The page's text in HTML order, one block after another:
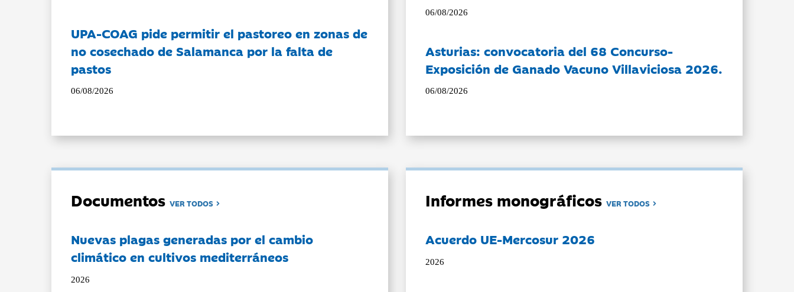
UPA-COAG pide permitir el pastoreo en zonas de
no cosechado de Salamanca por la falta de
pastos
06/08/2026
06/08/2026
Asturias: convocatoria del 68 Concurso-
Exposición de Ganado Vacuno Villaviciosa 2026.
06/08/2026
DocumentosVER TODOS
Nuevas plagas generadas por el cambio
climático en cultivos mediterráneos
2026
Informes monográficosVER TODOS
Acuerdo UE-Mercosur 2026
2026